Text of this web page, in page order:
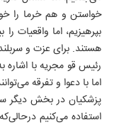
خواستن و هم خرما را
بپرهیزیم، اما
هستند. برای عزت و
رئیس قو مجریه با
اما با دعوا و تفرقه
پزشکیان در بخش دیگر
استفاده می‌کنیم
۱۵
۱۶